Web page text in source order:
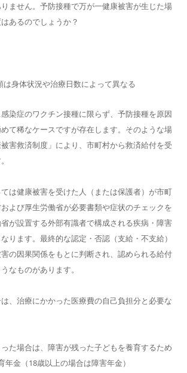
ません。予防接種で万が一健康被害が生じた場
あるのでしょうか？
は身体状況や治療日数によって異なる
染症のワクチン接種に限らず、予防接種を原因
て稀なケースですが存在します。そのような場
害救済制度」により、市町村から救済給付を受
は健康被害を受けた人（または保護者）が市町
よび厚生労働省が必要書類や症状のチェックを
が設置する外部有識者で構成される疾病・障害
ります。最終的な認定・否認（支給・不支給）
の因果関係をもとに判断され、認められる給付
なものがあります。
、治療にかかった医療費の自己負担分と必要な
た場合は、障害が残った子どもを養育するため
年金（18歳以上の場合は障害年金）